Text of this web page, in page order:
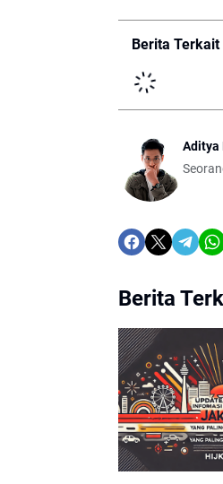
Berita Terkait
Aditya
Berita